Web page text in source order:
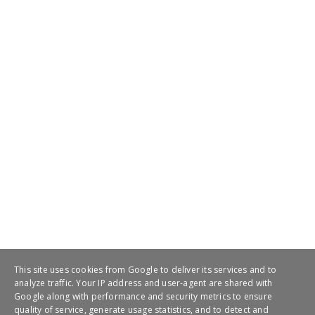
This site uses cookies from Google to deliver its services and to
analyze traffic. Your IP address and user-agent are shared with
Google along with performance and security metrics to ensure
quality of service, generate usage statistics, and to detect and